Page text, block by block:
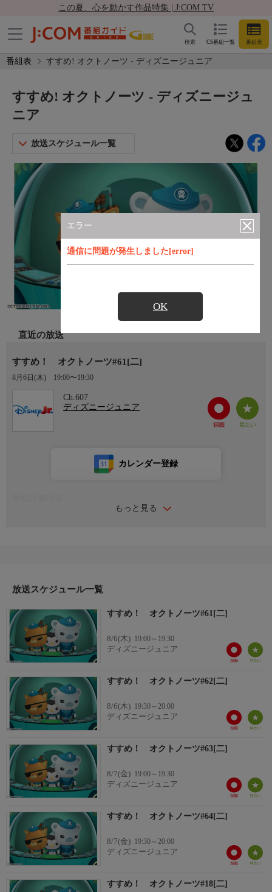
この夏、心を動かす作品特集 | J:COM TV
CS番組一覧 番組表
検索
番組表 すすめ! オクトノーツ - ディズニージュニア
エラー
通信に問題が発生しました[error]
OK
すすめ! オクトノーツ - ディズニージュ
ニア
放送スケジュール一覧
直近の放送
すすめ！ オクトノーツ#61[二]
8月6日(木) 19:00〜19:30
Ch.607
ディズニージュニア
もっと見る
カレンダー登録
ラストタッチが、最新のＣＧ技術によって躍動感あふれるアドベ
放送スケジュール一覧
すすめ！ オクトノーツ#61[二]
8/6(木) 19:00～19:30
ディズニージュニア
すすめ！ オクトノーツ#62[二]
8/6(木) 19:30～20:00
ディズニージュニア
すすめ！ オクトノーツ#63[二]
8/7(金) 19:00～19:30
ディズニージュニア
すすめ！ オクトノーツ#64[二]
8/7(金) 19:30～20:00
ディズニージュニア
すすめ！ オクトノーツ#18[二]